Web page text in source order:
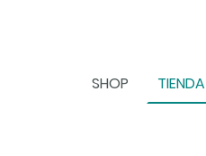
SHOP TIENDA